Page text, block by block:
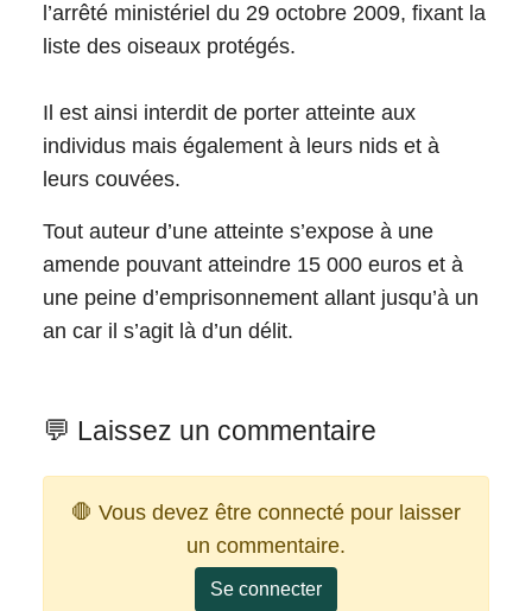
l’arrêté ministériel du 29 octobre 2009, fixant la
liste des oiseaux protégés.
Il est ainsi interdit de porter atteinte aux
individus mais également à leurs nids et à
leurs couvées.
Tout auteur d’une atteinte s’expose à une
amende pouvant atteindre 15 000 euros et à
une peine d’emprisonnement allant jusqu’à un
an car il s’agit là d’un délit.
💬 Laissez un commentaire
🛑 Vous devez être connecté pour laisser
un commentaire.
Se connecter